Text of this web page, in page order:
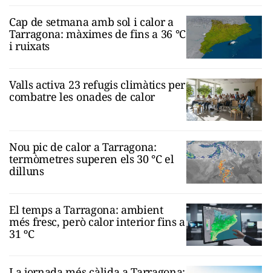
Cap de setmana amb sol i calor a
Tarragona: màximes de fins a 36 °C
i ruixats
Valls activa 23 refugis climàtics per
combatre les onades de calor
Nou pic de calor a Tarragona:
termòmetres superen els 30 °C el
dilluns
El temps a Tarragona: ambient
més fresc, però calor interior fins a
31 ºC